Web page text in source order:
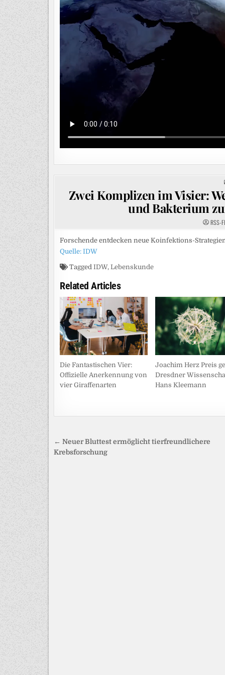
Zwei Komplizen im Visier:
und Bakterium
RSS-
Forschende entdecken neue Koinfektions-
Quelle: IDW
Tagged IDW, Lebenskunde
Related Articles
Die Fantastischen Vier:
Offizielle Anerkennung von
vier Giraffenarten
Joachim Herz Preis
Dresdner
Hans Kleemann
Beitragsnavigation
← Neuer Bluttest ermöglicht tierfreundlichere
Krebsforschung